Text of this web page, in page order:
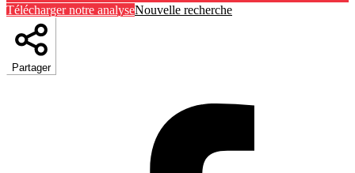
Télécharger notre analyseNouvelle recherche
Partager